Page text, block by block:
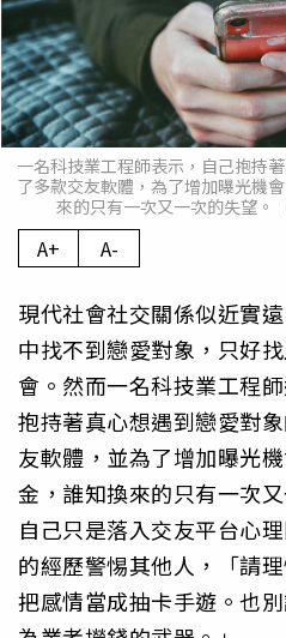
一名科技業工程師表示，自己抱持
了多款交友軟體，為了增加曝光機
來的只有一次又一次的失望。
A+ A-
現代社會社交關係似近實
中找不到戀愛對象，只好
會。然而一名科技業工程
抱持著真心想遇到戀愛對
友軟體，並為了增加曝光
金，誰知換來的只有一次
自己只是落入交友平台心
的經歷警惕其他人，「請
把感情當成抽卡手遊。也